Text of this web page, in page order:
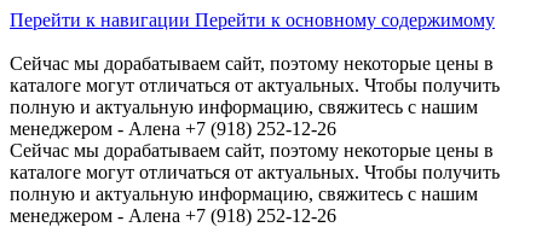
Перейти к навигации Перейти к основному содержимому
Сейчас мы дорабатываем сайт, поэтому некоторые цены в
каталоге могут отличаться от актуальных. Чтобы получить
полную и актуальную информацию, свяжитесь с нашим
менеджером - Алена +7 (918) 252-12-26
Сейчас мы дорабатываем сайт, поэтому некоторые цены в
каталоге могут отличаться от актуальных. Чтобы получить
полную и актуальную информацию, свяжитесь с нашим
менеджером - Алена +7 (918) 252-12-26